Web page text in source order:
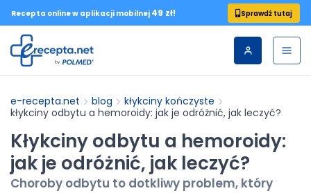
Recepta online w aplikacji mobilnej 49 zł! Sprawdź tutaj
e-recepta.net blog
kłykciny kończyste
kłykciny odbytu a hemoroidy: jak je odróżnić, jak leczyć?
Kłykciny odbytu a hemoroidy:
jak je odróżnić, jak leczyć?
Choroby odbytu to dotkliwy problem, który